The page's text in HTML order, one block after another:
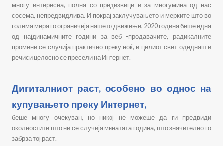
многу интересна, полна со предизвици и за многумина од нас
сосема, непредвидлива. И покрај заклучувањето и мерките што во
голема мера го ограничија нашето движење, 2020 година беше една
од најдинамичните години за веб -продавачите, радикалните
промени се случија практично преку ноќ, и целиот свет одеднаш и
речиси целосно се пресели на Интернет.
Дигиталниот раст, особено во однос на
купувањето преку Интернет,
беше многу очекуван, но никој не можеше да ги предвиди
околностите што ни се случија минатата година, што значително го
забрза тој раст.